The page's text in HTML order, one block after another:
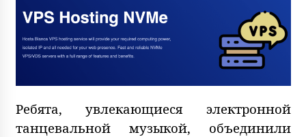
Ребята, увлекающиеся электронной
танцевальной музыкой, объединили